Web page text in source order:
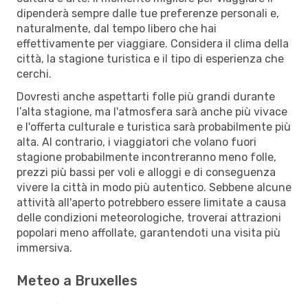
dipenderà sempre dalle tue preferenze personali e,
naturalmente, dal tempo libero che hai
effettivamente per viaggiare. Considera il clima della
città, la stagione turistica e il tipo di esperienza che
cerchi.
Dovresti anche aspettarti folle più grandi durante
l’alta stagione, ma l'atmosfera sarà anche più vivace
e l'offerta culturale e turistica sarà probabilmente più
alta. Al contrario, i viaggiatori che volano fuori
stagione probabilmente incontreranno meno folle,
prezzi più bassi per voli e alloggi e di conseguenza
vivere la città in modo più autentico. Sebbene alcune
attività all'aperto potrebbero essere limitate a causa
delle condizioni meteorologiche, troverai attrazioni
popolari meno affollate, garantendoti una visita più
immersiva.
Meteo a Bruxelles